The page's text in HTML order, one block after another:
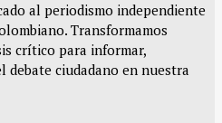
al periodismo independiente
Transformamos
crítico para informar,
ciudadano en nuestra